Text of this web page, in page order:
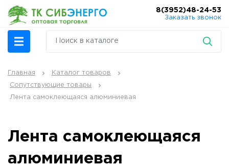
8(3952)48-24-53
Заказать звонок
Главная Каталог товаров
Сопутствующие товары
Лента самоклеющаяся алюминиевая
Лента самоклеющаяся
алюминиевая